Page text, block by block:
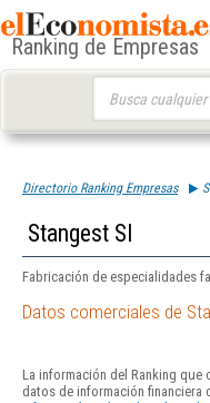
Ranking de Empresas
Directorio Ranking Empresas
Stangest Sl
Fabricación de especialidades
Datos comerciales de
La información del Ranking que
datos de información financiera